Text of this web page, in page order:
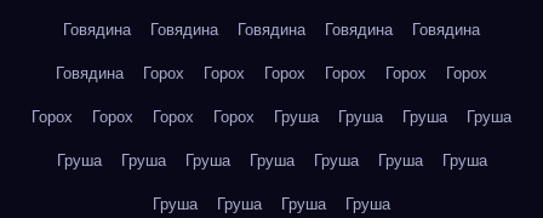
Говядина
Говядина Говядина Говядина
Говядина
Говядина
Горох Горох Горох Горох Горох
Горох
Горох
Горох Горох Горох Груша Груша Груша
Груша
Груша
Груша Груша Груша Груша Груша
Груша
Груша
Груша Груша
Груша